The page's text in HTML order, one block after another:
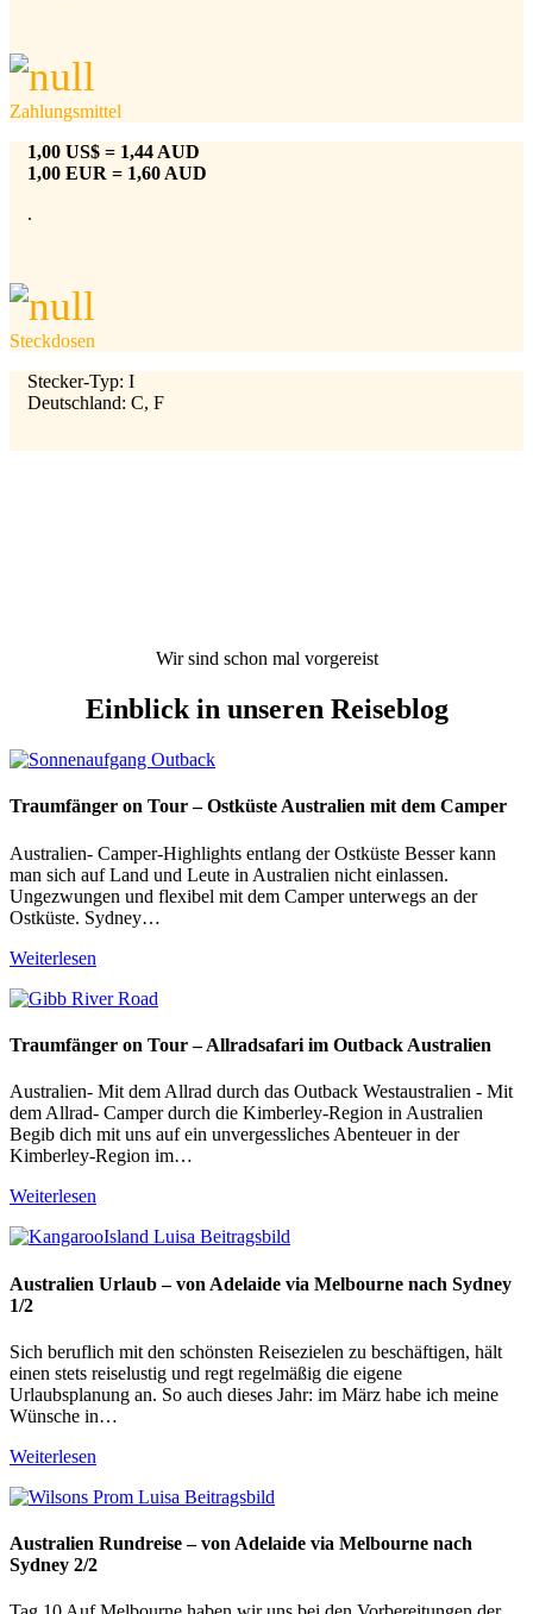
Zahlungsmittel
1,00 US$ = 1,44 AUD
1,00 EUR = 1,60 AUD
.
Steckdosen
Stecker-Typ: I
Deutschland: C, F
Wir sind schon mal vorgereist
Einblick in unseren Reiseblog
Traumfänger on Tour – Ostküste Australien mit dem Camper
Australien- Camper-Highlights entlang der Ostküste Besser kann
man sich auf Land und Leute in Australien nicht einlassen.
Ungezwungen und flexibel mit dem Camper unterwegs an der
Ostküste. Sydney…
Weiterlesen
Traumfänger on Tour – Allradsafari im Outback Australien
Australien- Mit dem Allrad durch das Outback Westaustralien - Mit
dem Allrad- Camper durch die Kimberley-Region in Australien
Begib dich mit uns auf ein unvergessliches Abenteuer in der
Kimberley-Region im…
Weiterlesen
Australien Urlaub – von Adelaide via Melbourne nach Sydney
1/2
Sich beruflich mit den schönsten Reisezielen zu beschäftigen, hält
einen stets reiselustig und regt regelmäßig die eigene
Urlaubsplanung an. So auch dieses Jahr: im März habe ich meine
Wünsche in…
Weiterlesen
Australien Rundreise – von Adelaide via Melbourne nach
Sydney 2/2